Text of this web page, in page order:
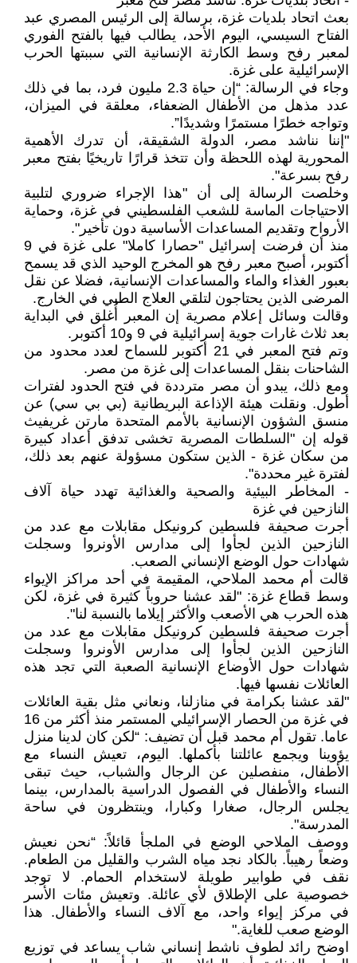
بعث اتحاد بلديات غزة، برسالة إلى الرئيس المصري عبد
الفتاح السيسي، اليوم الأحد، يطالب فيها بالفتح الفوري
لمعبر رفح وسط الكارثة الإنسانية التي سببتها الحرب
الإسرائيلية على غزة.
وجاء في الرسالة: “إن حياة 2.3 مليون فرد، بما في ذلك
عدد مذهل من الأطفال الضعفاء، معلقة في الميزان،
وتواجه خطرًا مستمرًا وشديدًا”.
"إننا نناشد مصر، الدولة الشقيقة، أن تدرك الأهمية
المحورية لهذه اللحظة وأن تتخذ قرارًا تاريخيًا بفتح معبر
رفح بسرعة".
وخلصت الرسالة إلى أن "هذا الإجراء ضروري لتلبية
الاحتياجات الماسة للشعب الفلسطيني في غزة، وحماية
الأرواح وتقديم المساعدات الأساسية دون تأخير".
منذ أن فرضت إسرائيل "حصارا كاملا" على غزة في 9
أكتوبر، أصبح معبر رفح هو المخرج الوحيد الذي قد يسمح
بعبور الغذاء والماء والمساعدات الإنسانية، فضلا عن نقل
المرضى الذين يحتاجون لتلقي العلاج الطبي في الخارج.
وقالت وسائل إعلام مصرية إن المعبر أُغلق في البداية
بعد ثلاث غارات جوية إسرائيلية في 9 و10 أكتوبر.
وتم فتح المعبر في 21 أكتوبر للسماح لعدد محدود من
الشاحنات بنقل المساعدات إلى غزة من مصر.
ومع ذلك، يبدو أن مصر مترددة في فتح الحدود لفترات
أطول. ونقلت هيئة الإذاعة البريطانية (بي بي سي) عن
منسق الشؤون الإنسانية بالأمم المتحدة مارتن غريفيث
قوله إن "السلطات المصرية تخشى تدفق أعداد كبيرة
من سكان غزة - الذين ستكون مسؤولة عنهم بعد ذلك،
لفترة غير محددة".
- المخاطر البيئية والصحية والغذائية تهدد حياة آلاف
النازحين في غزة
أجرت صحيفة فلسطين كرونيكل مقابلات مع عدد من
النازحين الذين لجأوا إلى مدارس الأونروا وسجلت
شهادات حول الوضع الإنساني الصعب.
قالت أم محمد الملاحي، المقيمة في أحد مراكز الإيواء
وسط قطاع غزة: "لقد عشنا حروباً كثيرة في غزة، لكن
هذه الحرب هي الأصعب والأكثر إيلاما بالنسبة لنا".
أجرت صحيفة فلسطين كرونيكل مقابلات مع عدد من
النازحين الذين لجأوا إلى مدارس الأونروا وسجلت
شهادات حول الأوضاع الإنسانية الصعبة التي تجد هذه
العائلات نفسها فيها.
"لقد عشنا بكرامة في منازلنا، ونعاني مثل بقية العائلات
في غزة من الحصار الإسرائيلي المستمر منذ أكثر من 16
عاما. تقول أم محمد قبل أن تضيف: “لكن كان لدينا منزل
يؤوينا ويجمع عائلتنا بأكملها. اليوم، تعيش النساء مع
الأطفال، منفصلين عن الرجال والشباب، حيث تبقى
النساء والأطفال في الفصول الدراسية بالمدارس، بينما
يجلس الرجال، صغارا وكبارا، وينتظرون في ساحة
المدرسة".
ووصف الملاحي الوضع في الملجأ قائلاً: “نحن نعيش
وضعاً رهيباً. بالكاد نجد مياه الشرب والقليل من الطعام.
نقف في طوابير طويلة لاستخدام الحمام. لا توجد
خصوصية على الإطلاق لأي عائلة. وتعيش مئات الأسر
في مركز إيواء واحد، مع آلاف النساء والأطفال. هذا
الوضع صعب للغاية."
اوضح رائد لطوف ناشط إنساني شاب يساعد في توزيع